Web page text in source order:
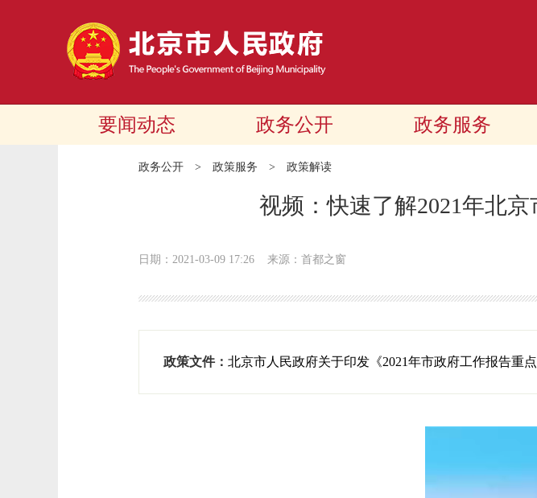
要闻动态 政务公开 政务服务
政务公开 > 政策服务 > 政策解读
视频：快速了解2021年北
日期：2021-03-09 17:26 来源：首都之窗
政策文件： 北京市人民政府关于印发《2021年市政府工作报告重